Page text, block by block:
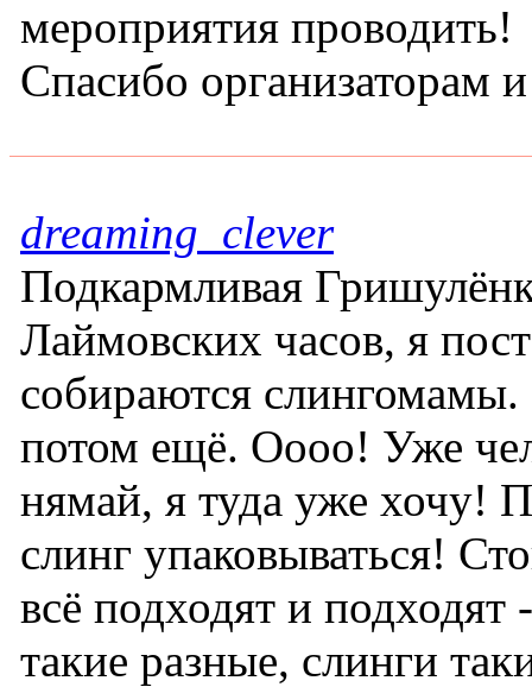
мероприятия проводить!
Спасибо организаторам
dreaming_clever
Подкармливая
Лаймовских часов, я
собираются
потом ещё. Оооо! Уже
нямай, я туда уже хочу!
слинг упаковываться!
всё подходят и подходят
такие разные, слинги